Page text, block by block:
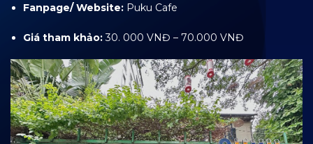
Fanpage/ Website: Puku Cafe
Giá tham khảo:30. 000 VNĐ – 70.000 VNĐ